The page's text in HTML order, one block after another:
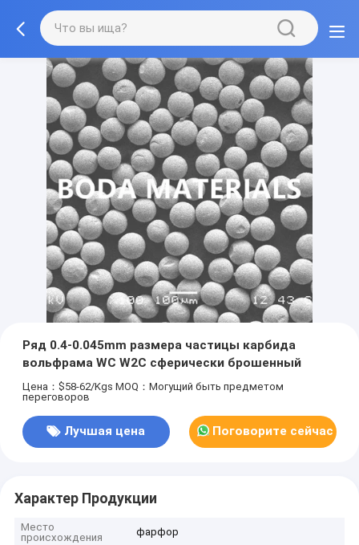
Ряд 0.4-0.045mm размера частицы карбида
вольфрама WC W2C сферически брошенный
Цена：$58-62/Kgs MOQ：Могущий быть предметом
переговоров
Лучшая цена Поговорите сейчас
Характер Продукции
Место
происхождения
фарфор